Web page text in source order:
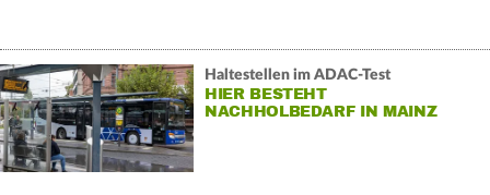
Haltestellen im ADAC-Test
HIER BESTEHT
NACHHOLBEDARF IN MAINZ